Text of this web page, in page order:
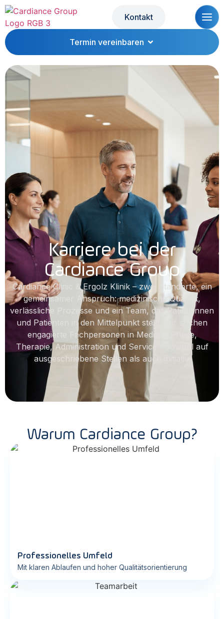
Kontakt
Termin vereinbaren
Karriere bei der
Cardiance Group
Cardiance Clinic & Ergolz Klinik – zwei Standorte, ein
gemeinsamer Anspruch: medizinische Qualität,
verlässliche Prozesse und ein Team, das Patientinnen
und Patienten in den Mittelpunkt stellt. Wir suchen
engagierte Fachpersonen in Medizin, Pflege,
Therapie, Administration und Service – sowohl auf
ausgeschriebene Stellen als auch initiativ.
Warum Cardiance Group?
Professionelles Umfeld
Mit klaren Ablaufen und hoher Qualitätsorientierung